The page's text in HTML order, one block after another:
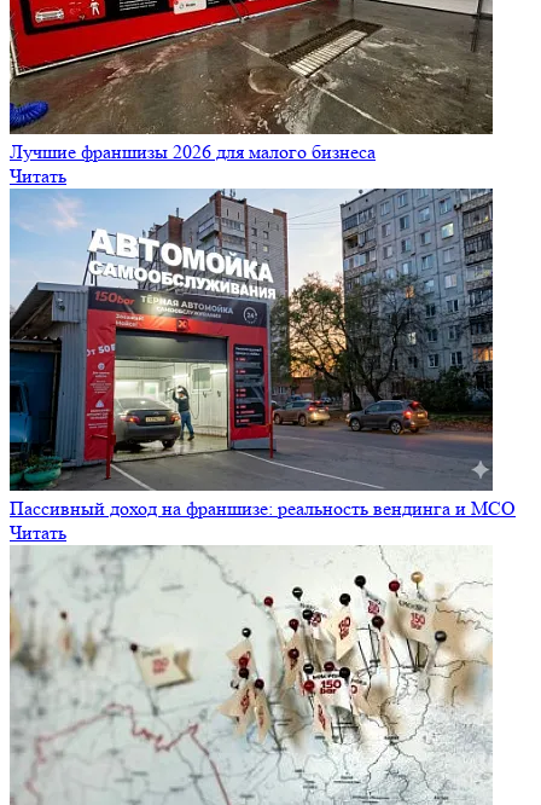
Лучшие франшизы 2026 для малого бизнеса
Читать
Пассивный доход на франшизе: реальность вендинга и МСО
Читать